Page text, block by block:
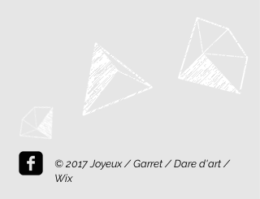
© 2017 Joyeux / Garret / Dare d'art /
Wix